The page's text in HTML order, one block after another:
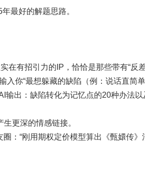
最好的解题思路。
在有招引力的IP，恰恰是那些带有“反差
入你“最想躲藏的缺陷（例：说话直简
输出：缺陷转化为记忆点的20种办法
更深的情感链接。
：“刚用期权定价模型算出《甄嬛传